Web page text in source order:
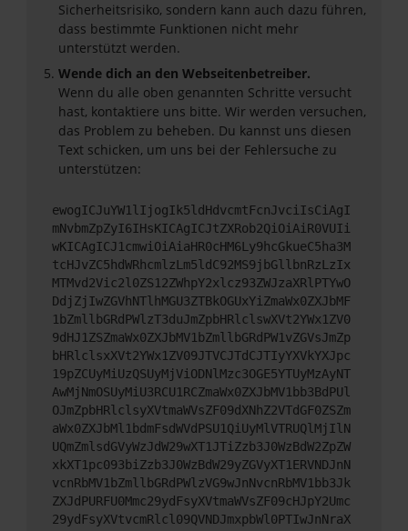
Sicherheitsrisiko, sondern kann auch dazu führen,
dass bestimmte Funktionen nicht mehr
unterstützt werden.
Wende dich an den Webseitenbetreiber.
Wenn du alle oben genannten Schritte versucht
hast, kontaktiere uns bitte. Wir werden versuchen,
das Problem zu beheben. Du kannst uns diesen
Text schicken, um uns bei der Fehlersuche zu
unterstützen:
ewogICJuYW1lIjogIk5ldHdvcmtFcnJvciIsCiAgI
mNvbmZpZyI6IHsKICAgICJtZXRob2QiOiAiR0VUIi
wKICAgICJ1cmwiOiAiaHR0cHM6Ly9hcGkueC5ha3M
tcHJvZC5hdWRhcmlzLm5ldC92MS9jbGllbnRzLzIx
MTMvd2Vic2l0ZS12ZWhpY2xlcz93ZWJzaXRlPTYwO
DdjZjIwZGVhNTlhMGU3ZTBkOGUxYiZmaWx0ZXJbMF
1bZmllbGRdPWlzT3duJmZpbHRlclswXVt2YWx1ZV0
9dHJ1ZSZmaWx0ZXJbMV1bZmllbGRdPW1vZGVsJmZp
bHRlclsxXVt2YWx1ZV09JTVCJTdCJTIyYXVkYXJpc
19pZCUyMiUzQSUyMjViODNlMzc3OGE5YTUyMzAyNT
AwMjNmOSUyMiU3RCU1RCZmaWx0ZXJbMV1bb3BdPUl
OJmZpbHRlclsyXVtmaWVsZF09dXNhZ2VTdGF0ZSZm
aWx0ZXJbMl1bdmFsdWVdPSU1QiUyMlVTRUQlMjIlN
UQmZmlsdGVyWzJdW29wXT1JTiZzb3J0WzBdW2ZpZW
xkXT1pc093biZzb3J0WzBdW29yZGVyXT1ERVNDJnN
vcnRbMV1bZmllbGRdPWlzVG9wJnNvcnRbMV1bb3Jk
ZXJdPURFU0Mmc29ydFsyXVtmaWVsZF09cHJpY2Umc
29ydFsyXVtvcmRlcl09QVNDJmxpbWl0PTIwJnNraX